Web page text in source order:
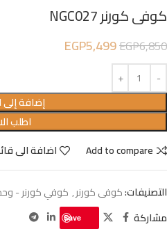
كوفى كورنر NGC027
EGP6,850
EGP5,499
إضافة إلى
اطلب
Add to compare
اضافة الى
التصنيفات:كوفى كورنر, كوفي كورنر -
مشاركة
Save